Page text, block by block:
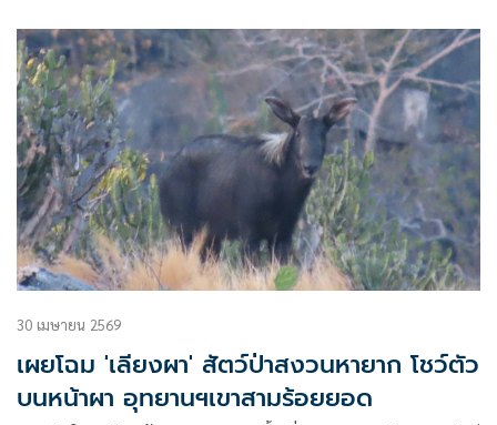
30 เมษายน 2569
เผยโฉม 'เลียงผา' สัตว์ป่าสงวนหายาก โชว์ตัว
บนหน้าผา อุทยานฯเขาสามร้อยยอด